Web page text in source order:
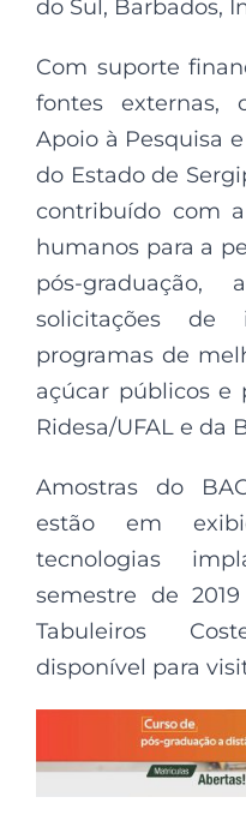
do Sul, Barbados,
Com suporte
fontes externas,
Apoio à Pesquisa
do Estado de
contribuído com
humanos para a
pós-
solicitações de
programas de
açúcar públicos e
Ridesa/UFAL e da
Amostras do
estão em
tecnologias
semestre de
Tabuleiros
disponível para